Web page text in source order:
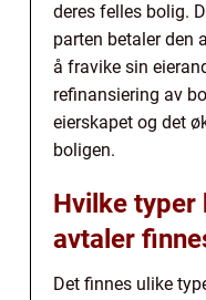
deres felles bolig.
parten betaler den
å fravike sin
refinansiering av
eierskapet og det
boligen.
Hvilke typer
avtaler
Det finnes ulike